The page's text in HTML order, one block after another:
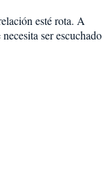
esté rota. A
ser escuchado